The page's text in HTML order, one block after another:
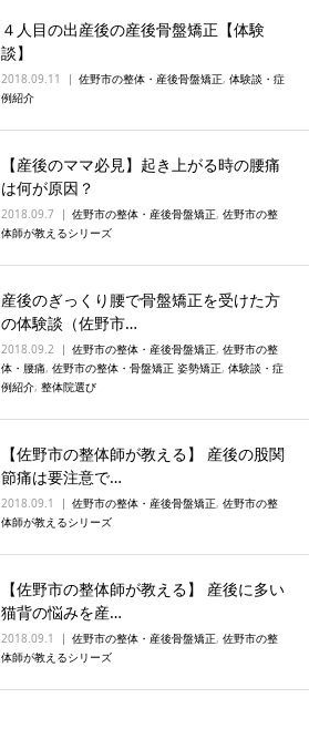
４人目の出産後の産後骨盤矯正【体験
談】
2018.09.11 佐野市の整体・産後骨盤矯正, 体験談・症
例紹介
【産後のママ必見】起き上がる時の腰痛
は何が原因？
2018.09.7 佐野市の整体・産後骨盤矯正, 佐野市の整
体師が教えるシリーズ
産後のぎっくり腰で骨盤矯正を受けた方
の体験談（佐野市…
2018.09.2 佐野市の整体・産後骨盤矯正, 佐野市の整
体・腰痛, 佐野市の整体・骨盤矯正 姿勢矯正, 体験談・症
例紹介, 整体院選び
【佐野市の整体師が教える】 産後の股関
節痛は要注意で…
2018.09.1 佐野市の整体・産後骨盤矯正, 佐野市の整
体師が教えるシリーズ
【佐野市の整体師が教える】 産後に多い
猫背の悩みを産…
2018.09.1 佐野市の整体・産後骨盤矯正, 佐野市の整
体師が教えるシリーズ